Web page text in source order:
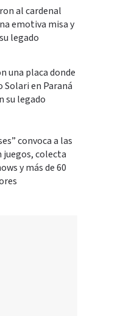
al cardenal
emotiva misa y
legado
una placa donde
Solari en Paraná
su legado
convoca a las
juegos, colecta
y más de 60